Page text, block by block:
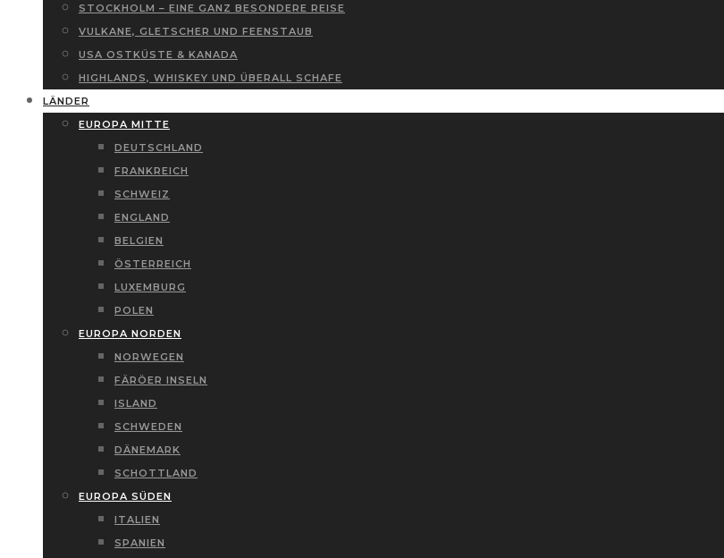
STOCKHOLM – EINE GANZ BESONDERE REISE
VULKANE, GLETSCHER UND FEENSTAUB
USA OSTKÜSTE & KANADA
HIGHLANDS, WHISKEY UND ÜBERALL SCHAFE
LÄNDER
EUROPA MITTE
DEUTSCHLAND
FRANKREICH
SCHWEIZ
ENGLAND
BELGIEN
ÖSTERREICH
LUXEMBURG
POLEN
EUROPA NORDEN
NORWEGEN
FÄRÖER INSELN
ISLAND
SCHWEDEN
DÄNEMARK
SCHOTTLAND
EUROPA SÜDEN
ITALIEN
SPANIEN